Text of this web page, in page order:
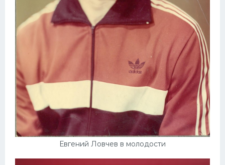
Евгений Ловчев в молодости